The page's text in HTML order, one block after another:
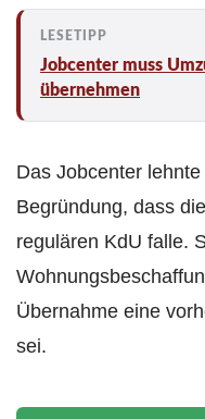
Jobcenter muss
übernehmen
Das Jobcenter
Begründung, dass
regulären KdU falle.
Übernahme eine
sei.